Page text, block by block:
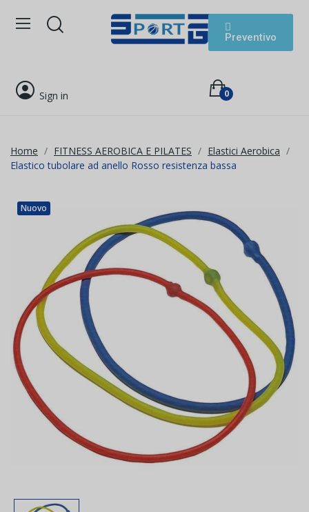
Preventivo
Sign in 0
Home FITNESS AEROBICA E PILATES
Elastici Aerobica
Elastico tubolare ad anello Rosso resistenza bassa
Nuovo